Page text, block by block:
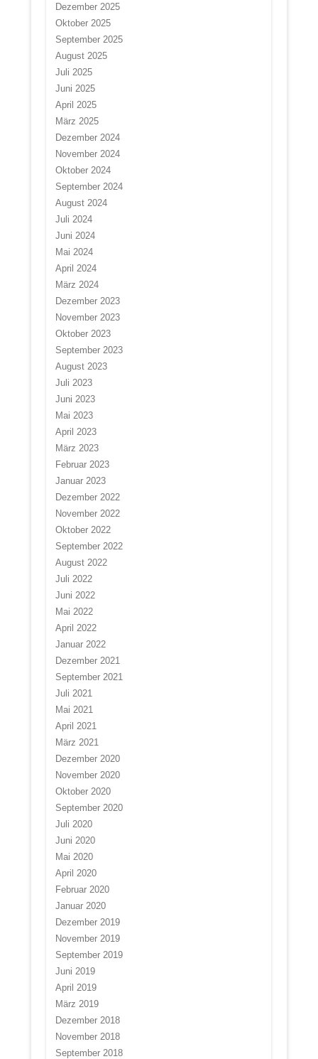
Dezember 2025
Oktober 2025
September 2025
August 2025
Juli 2025
Juni 2025
April 2025
März 2025
Dezember 2024
November 2024
Oktober 2024
September 2024
August 2024
Juli 2024
Juni 2024
Mai 2024
April 2024
März 2024
Dezember 2023
November 2023
Oktober 2023
September 2023
August 2023
Juli 2023
Juni 2023
Mai 2023
April 2023
März 2023
Februar 2023
Januar 2023
Dezember 2022
November 2022
Oktober 2022
September 2022
August 2022
Juli 2022
Juni 2022
Mai 2022
April 2022
Januar 2022
Dezember 2021
September 2021
Juli 2021
Mai 2021
April 2021
März 2021
Dezember 2020
November 2020
Oktober 2020
September 2020
Juli 2020
Juni 2020
Mai 2020
April 2020
Februar 2020
Januar 2020
Dezember 2019
November 2019
September 2019
Juni 2019
April 2019
März 2019
Dezember 2018
November 2018
September 2018